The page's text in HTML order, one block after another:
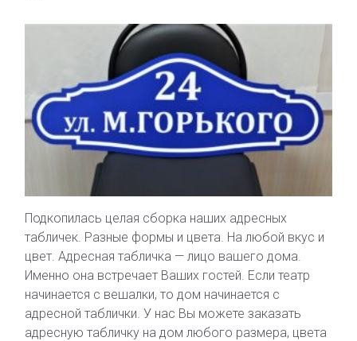
Подкопилась целая сборка наших адресных
табличек. Разные формы и цвета. На любой вкус и
цвет. Адресная табличка — лицо вашего дома.
Именно она встречает Ваших гостей. Если театр
начинается с вешалки, то дом начинается с
адресной таблички. У нас Вы можете заказать
адресную табличку на дом любого размера, цвета